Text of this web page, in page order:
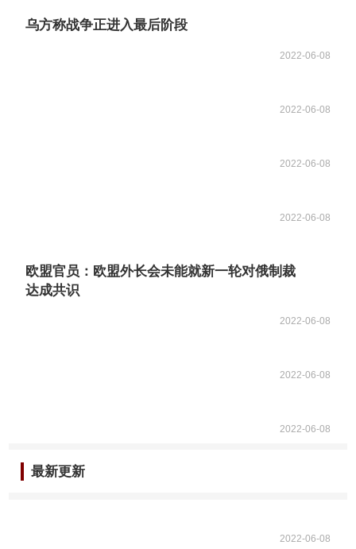
乌方称战争正进入最后阶段
2022-06-08
2022-06-08
2022-06-08
2022-06-08
欧盟官员：欧盟外长会未能就新一轮对俄制裁
达成共识
2022-06-08
2022-06-08
2022-06-08
最新更新
2022-06-08